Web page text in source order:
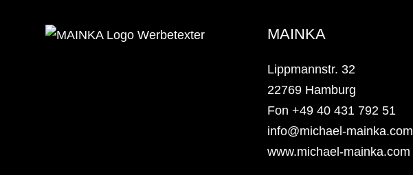
MAINKA
Lippmannstr. 32
22769 Hamburg
Fon +49 40 431 792 51
info@michael-mainka.com
www.michael-mainka.com